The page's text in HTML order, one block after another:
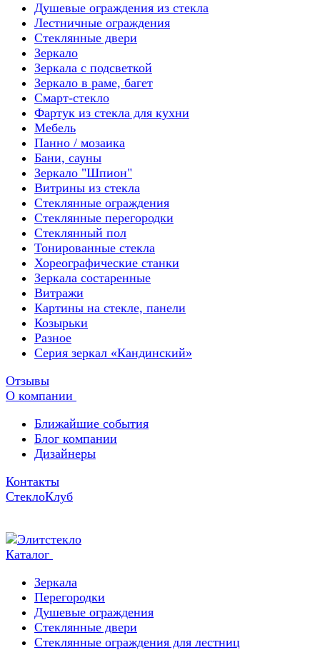
Душевые ограждения из стекла
Лестничные ограждения
Стеклянные двери
Зеркало
Зеркала с подсветкой
Зеркало в раме, багет
Смарт-стекло
Фартук из стекла для кухни
Мебель
Панно / мозаика
Бани, сауны
Зеркало "Шпион"
Витрины из стекла
Стеклянные ограждения
Стеклянные перегородки
Стеклянный пол
Тонированные стекла
Хореографические станки
Зеркала состаренные
Витражи
Картины на стекле, панели
Козырьки
Разное
Серия зеркал «Кандинский»
Отзывы
О компании
Ближайшие события
Блог компании
Дизайнеры
Контакты
СтеклоКлуб
Каталог
Зеркала
Перегородки
Душевые ограждения
Стеклянные двери
Стеклянные ограждения для лестниц